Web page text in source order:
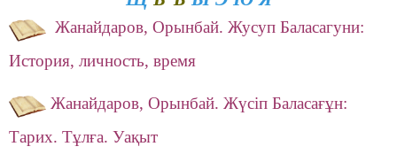
Жанайдаров, Орынбай. Жусуп Баласагуни:
История, личность, время
Жанайдаров, Орынбай. Жүсіп Баласағұн:
Тарих. Тұлға. Уақыт